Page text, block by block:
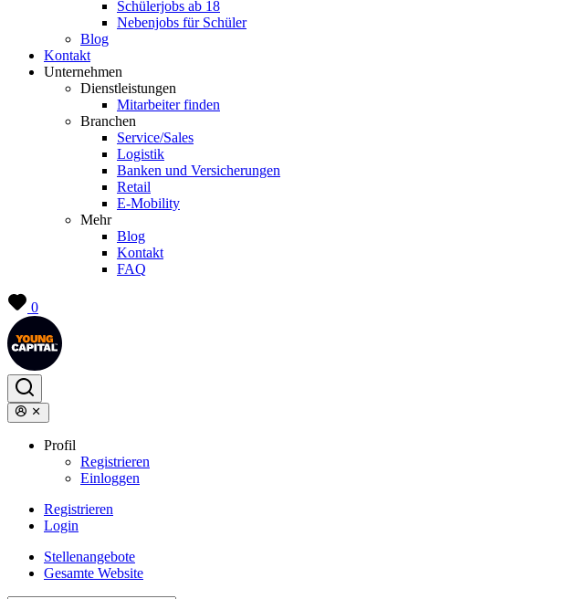
Schülerjobs ab 18
Nebenjobs für Schüler
Blog
Kontakt
Unternehmen
Dienstleistungen
Mitarbeiter finden
Branchen
Service/Sales
Logistik
Banken und Versicherungen
Retail
E-Mobility
Mehr
Blog
Kontakt
FAQ
0
Profil
Registrieren
Einloggen
Registrieren
Login
Stellenangebote
Gesamte Website